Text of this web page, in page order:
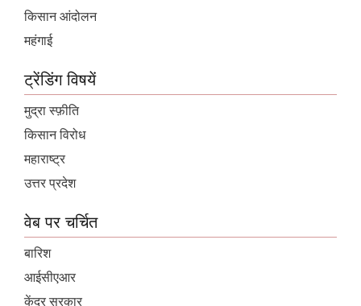
किसान आंदोलन
महंगाई
ट्रेंडिंग विषयें
मुद्रा स्फ़ीति
किसान विरोध
महाराष्ट्र
उत्तर प्रदेश
वेब पर चर्चित
बारिश
आईसीएआर
केंद्र सरकार